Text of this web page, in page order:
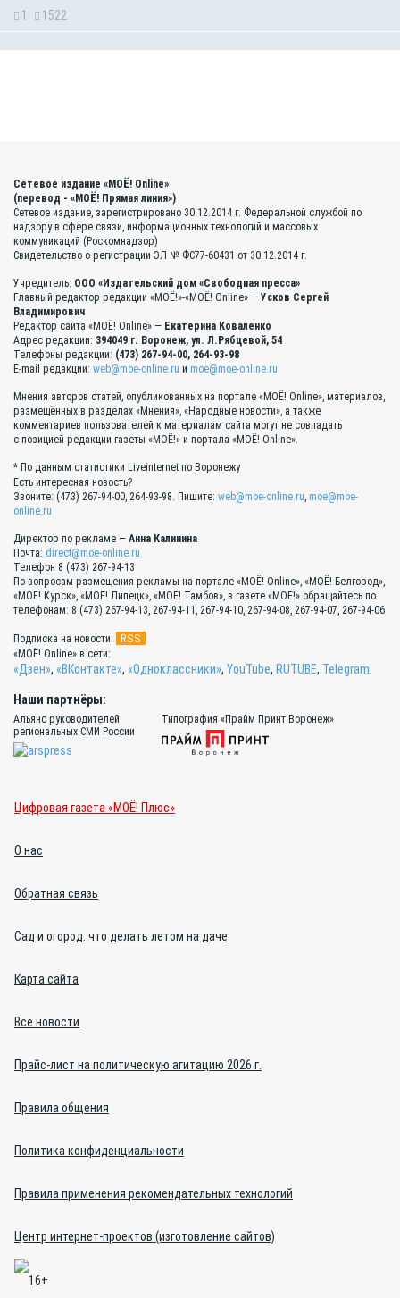
1 1522
Сетевое издание «МОЁ! Online»
(перевод - «МОЁ! Прямая линия»)
Сетевое издание, зарегистрировано 30.12.2014 г. Федеральной службой по
надзору в сфере связи, информационных технологий и массовых
коммуникаций (Роскомнадзор)
Свидетельство о регистрации ЭЛ № ФС77-60431 от 30.12.2014 г.
Учредитель: ООО «Издательский дом «Свободная пресса»
Главный редактор редакции «МОЁ!»-«МОЁ! Online» — Усков Сергей
Владимирович
Редактор сайта «МОЁ! Online» — Екатерина Коваленко
Адрес редакции: 394049 г. Воронеж, ул. Л.Рябцевой, 54
Телефоны редакции: (473) 267-94-00, 264-93-98
E-mail редакции: web@moe-online.ru и moe@moe-online.ru
Мнения авторов статей, опубликованных на портале «МОЁ! Online», материалов,
размещённых в разделах «Мнения», «Народные новости», а также
комментариев пользователей к материалам сайта могут не совпадать
с позицией редакции газеты «МОЁ!» и портала «МОЁ! Online».
* По данным статистики Liveinternet по Воронежу
Есть интересная новость?
Звоните: (473) 267-94-00, 264-93-98. Пишите: web@moe-online.ru, moe@moe-
online.ru
Директор по рекламе — Анна Калинина
Почта: direct@moe-online.ru
Телефон 8 (473) 267-94-13
По вопросам размещения рекламы на портале «МОЁ! Online», «МОЁ! Белгород»,
«МОЁ! Курск», «МОЁ! Липецк», «МОЁ! Тамбов», в газете «МОЁ!» обращайтесь по
телефонам: 8 (473) 267-94-13, 267-94-11, 267-94-10, 267-94-08, 267-94-07, 267-94-06
Подписка на новости: RSS
«МОЁ! Online» в сети:
«Дзен», «ВКонтакте», «Одноклассники», YouTube, RUTUBE, Telegram
Наши партнёры:
Альянс руководителей
региональных СМИ России
Типография «Прайм Принт Воронеж»
Цифровая газета «МОЁ! Плюс»
О нас
Обратная связь
Сад и огород: что делать летом на даче
Карта сайта
Все новости
Прайс-лист на политическую агитацию 2026 г.
Правила общения
Политика конфиденциальности
Правила применения рекомендательных технологий
Центр интернет-проектов (изготовление сайтов)